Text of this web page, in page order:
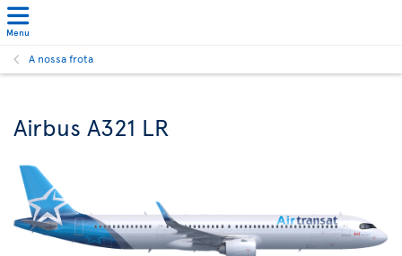
Menu
A nossa frota
Airbus A321 LR